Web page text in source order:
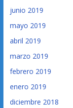
junio 2019
mayo 2019
abril 2019
marzo 2019
febrero 2019
enero 2019
diciembre 2018